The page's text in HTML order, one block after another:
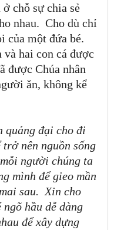
chỗ sự chia sẻ
nhau. Cho dù chỉ
của một đứa bé.
hai con cá được
được Chúa nhân
ăn, không kể
quảng đại cho đi
nên nguồn sống
người chúng ta
mình để gieo mần
sau. Xin cho
hầu dễ dàng
để xây dựng